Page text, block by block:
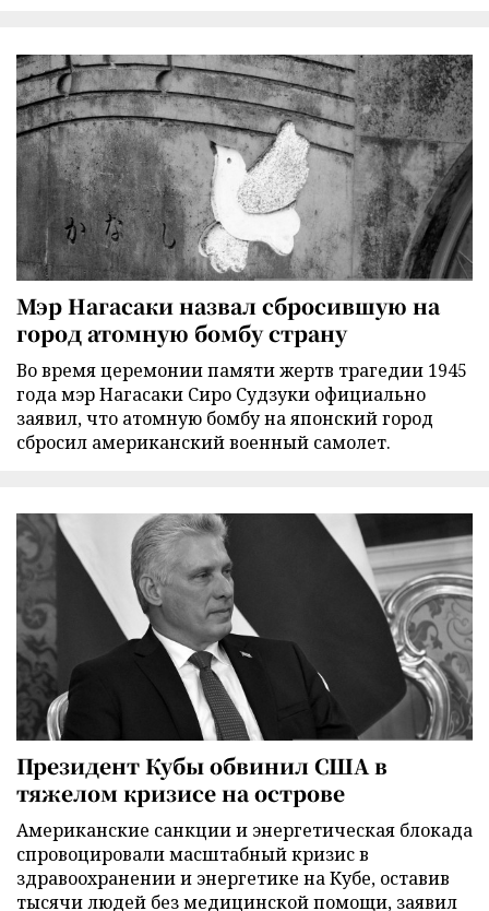
Мэр Нагасаки назвал сбросившую на
город атомную бомбу страну
Во время церемонии памяти жертв трагедии 1945
года мэр Нагасаки Сиро Судзуки официально
заявил, что атомную бомбу на японский город
сбросил американский военный самолет.
Президент Кубы обвинил США в
тяжелом кризисе на острове
Американские санкции и энергетическая блокада
спровоцировали масштабный кризис в
здравоохранении и энергетике на Кубе, оставив
тысячи людей без медицинской помощи, заявил